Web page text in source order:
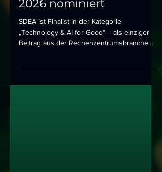
den Global Good Awards
2026 nominiert
SDEA ist Finalist in der Kategorie
Beitrag aus der Rechenzentrumsbranche